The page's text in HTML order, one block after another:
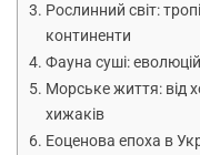
Рослинний світ:
континенти
Фауна суші:
Морське життя: від
хижаків
Еоценова епоха в